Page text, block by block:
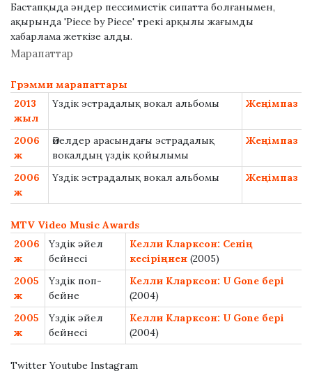
Бастапқыда әндер пессимистік сипатта болғанымен,
ақырында 'Piece by Piece' трекі арқылы жағымды
хабарлама жеткізе алды.
Марапаттар
Грэмми марапаттары
2013
жыл
Үздік эстрадалық вокал альбомы Жеңімпаз
2006
ж
Әйелдер арасындағы эстрадалық
вокалдың үздік қойылымы
Жеңімпаз
2006
ж
Үздік эстрадалық вокал альбомы Жеңімпаз
MTV Video Music Awards
2006
ж
Үздік әйел
бейнесі
Келли Кларксон: Сенің
кесіріңнен (2005)
2005
ж
Үздік поп-
бейне
Келли Кларксон: U Gone бері
(2004)
2005
ж
Үздік әйел
бейнесі
Келли Кларксон: U Gone бері
(2004)
Twitter Youtube Instagram